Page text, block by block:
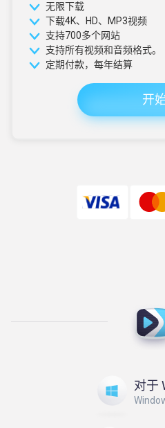
无限下载
下载4K、HD、MP3视频
支持700多个网站
支持所有视频和音频格式。
定期付款，每年结算
开
对于